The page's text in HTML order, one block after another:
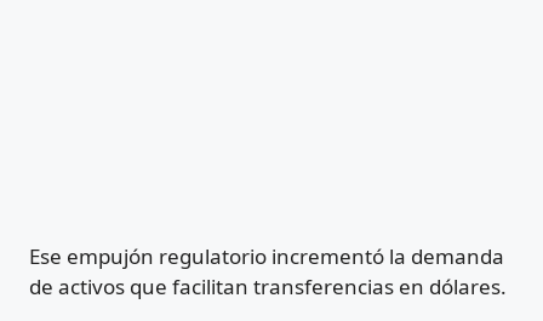
Ese empujón regulatorio incrementó la demanda
de activos que facilitan transferencias en dólares.